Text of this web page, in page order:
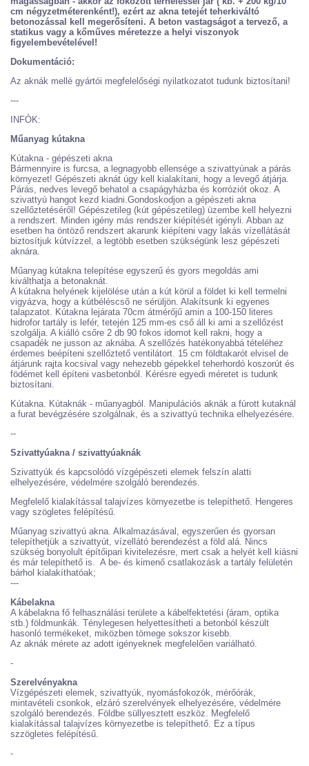
cm négyzetméterenként!), ezért az akna tetejét teherkiváltó
betonozással kell megerősíteni. A beton vastagságot a tervező, a
statikus vagy a kőműves méretezze a helyi viszonyok
figyelembevételével!
Dokumentáció:
Az aknák mellé gyártói megfelelőségi nyilatkozatot tudunk biztosítani!
---
INFÓK:
Műanyag kútakna
Kútakna - gépészeti akna
Bármennyire is furcsa, a legnagyobb ellensége a szivattyúnak a párás
környezet! Gépészeti aknát úgy kell kialakítani, hogy a levegő átjárja.
Párás, nedves levegő behatol a csapágyházba és korróziót okoz. A
szivattyú hangot kezd kiadni.Gondoskodjon a gépészeti akna
szellőztetéséről! Gépészetileg (kút gépészetileg) üzembe kell helyezni
a rendszert. Minden igény más rendszer kiépítését igényli. Abban az
esetben ha öntöző rendszert akarunk kiépíteni vagy lakás vízellátását
biztosítjuk kútvízzel, a legtöbb esetben szükségünk lesz gépészeti
aknára.
Műanyag kútakna telepítése egyszerű és gyors megoldás ami
kiválthatja a betonaknát.
A kútakna helyének kijelölése után a kút körül a földet ki kell termelni
vigyázva, hogy a kútbéléscső ne sérüljön. Alakítsunk ki egyenes
talapzatot. Kútakna lejárata 70cm átmérőjű amin a 100-150 literes
hidrofor tartály is lefér, tetején 125 mm-es cső áll ki ami a szellőzést
szolgálja. A kiálló csőre 2 db 90 fokos idomot kell rakni, hogy a
csapadék ne jusson az aknába. A szellőzés hatékonyabbá tételéhez
érdemes beépíteni szellőztető ventilátort. 15 cm földtakarót elvisel de
átjárunk rajta kocsival vagy nehezebb gépekkel teherhordó koszorút és
födémet kell építeni vasbetonból. Kérésre egyedi méretet is tudunk
biztosítani.
Kútakna. Kútaknák - műanyagból. Manipulációs aknák a fúrott kutaknál
a furat bevégzésére szolgálnak, és a szivattyú technika elhelyezésére.
--
Szivattyúakna / szivattyúaknák
Szivattyúk és kapcsolódó vízgépészeti elemek felszín alatti
elhelyezésére, védelmére szolgáló berendezés.
Megfelelő kialakítással talajvízes környezetbe is telepíthető. Hengeres
vagy szögletes felépítésű.
Műanyag szivattyú akna. Alkalmazásával, egyszerűen és gyorsan
telepíthetjük a szivattyút, vízellátó berendezést a föld alá. Nincs
szükség bonyolult építőipari kivitelezésre, mert csak a helyét kell kiásni
és már telepíthető is. A be- és kimenő csatlakozásk a tartály felületén
bárhol kialakíthatóak;
---
Kábelakna
A kábelakna fő felhasználási területe a kábelfektetési (áram, optika
stb.) földmunkák. Ténylegesen helyettesítheti a betonból készült
hasonló termékeket, miközben tömege sokszor kisebb.
Az aknák mérete az adott igényeknek megfelelően variálható.
-
Szerelvényakna
Vízgépészeti elemek, szivattyúk, nyomásfokozók, mérőórák,
mintavételi csonkok, elzáró szerelvények elhelyezésére, védelmére
szolgáló berendezés. Földbe süllyesztett eszköz. Megfelelő
kialakítással talajvízes környezetbe is telepíthető. Ez a típus
szzögletes felépítésű.
-